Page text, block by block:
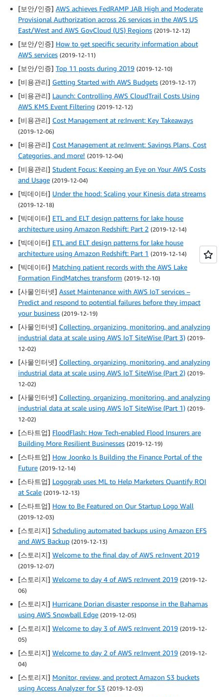
[보안/인증] AWS achieves FedRAMP JAB High and Moderate
Provisional Authorization across 26 services in the AWS US
East/West and AWS GovCloud (US) Regions (2019-12-12)
[보안/인증] How to get specific security information about
AWS services (2019-12-11)
[보안/인증] Top 11 posts during 2019 (2019-12-10)
[비용관리] Getting Started with AWS Budgets (2019-12-17)
[비용관리] Launch: Controlling AWS CloudTrail Costs Using
AWS KMS Event Filtering (2019-12-12)
[비용관리] Cost Management at re:Invent: Key Takeaways
(2019-12-06)
[비용관리] Cost Management at re:Invent: Savings Plans, Cost
Categories, and more! (2019-12-04)
[비용관리] Student Focus: Keeping an Eye on Your AWS Costs
and Usage (2019-12-04)
[빅데이터] Under the hood: Scaling your Kinesis data streams
(2019-12-18)
[빅데이터] ETL and ELT design patterns for lake house
architecture using Amazon Redshift: Part 2 (2019-12-14)
[빅데이터] ETL and ELT design patterns for lake house
architecture using Amazon Redshift: Part 1 (2019-12-14)
[빅데이터] Matching patient records with the AWS Lake
Formation FindMatches transform (2019-12-10)
[사물인터넷] Asset Maintenance with AWS IoT services –
Predict and respond to potential failures before they impact
your business (2019-12-19)
[사물인터넷] Collecting, organizing, monitoring, and analyzing
industrial data at scale using AWS IoT SiteWise (Part 3) (2019-
12-02)
[사물인터넷] Collecting, organizing, monitoring, and analyzing
industrial data at scale using AWS IoT SiteWise (Part 2) (2019-
12-02)
[사물인터넷] Collecting, organizing, monitoring, and analyzing
industrial data at scale using AWS IoT SiteWise (Part 1) (2019-
12-02)
[스타트업] FloodFlash: How Tech-enabled Flood Insurers are
Building More Resilient Businesses (2019-12-19)
[스타트업] How Joonko Is Building the Finance Portal of the
Future (2019-12-14)
[스타트업] Logograb uses ML to Help Marketers Quantify ROI
at Scale (2019-12-13)
[스타트업] How to Be Featured on Our Startup Logo Wall
(2019-12-03)
[스토리지] Scheduling automated backups using Amazon EFS
and AWS Backup (2019-12-13)
[스토리지] Welcome to the final day of AWS re:Invent 2019
(2019-12-07)
[스토리지] Welcome to day 4 of AWS re:Invent 2019 (2019-12-
06)
[스토리지] Hurricane Dorian disaster response in the Bahamas
using AWS Snowball Edge (2019-12-05)
[스토리지] Welcome to day 3 of AWS re:Invent 2019 (2019-12-
05)
[스토리지] Welcome to day 2 of AWS re:Invent 2019 (2019-12-
04)
[스토리지] Monitor, review, and protect Amazon S3 buckets
using Access Analyzer for S3 (2019-12-03)